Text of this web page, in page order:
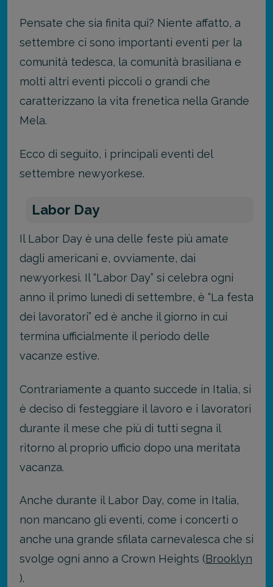
Pensate che sia finita qui? Niente affatto, a
settembre ci sono importanti eventi per la
comunità tedesca, la comunità brasiliana e
molti altri eventi piccoli o grandi che
caratterizzano la vita frenetica nella Grande
Mela.
Ecco di seguito, i principali eventi del
settembre newyorkese.
Labor Day
Il Labor Day è una delle feste più amate
dagli americani e, ovviamente, dai
newyorkesi. Il “Labor Day” si celebra ogni
anno il primo lunedì di settembre, è “La festa
dei lavoratori” ed è anche il giorno in cui
termina ufficialmente il periodo delle
vacanze estive.
Contrariamente a quanto succede in Italia, si
è deciso di festeggiare il lavoro e i lavoratori
durante il mese che più di tutti segna il
ritorno al proprio ufficio dopo una meritata
vacanza.
Anche durante il Labor Day, come in Italia,
non mancano gli eventi, come i concerti o
anche una grande sfilata carnevalesca che si
svolge ogni anno a Crown Heights (Brooklyn
).